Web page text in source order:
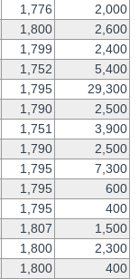
1,776
2,000
1,800
2,600
1,799
2,400
1,752
5,400
1,795
29,300
1,790
2,500
1,751
3,900
1,790
2,500
1,795
7,300
1,795
600
1,795
400
1,807
1,500
1,800
2,300
1,800 400